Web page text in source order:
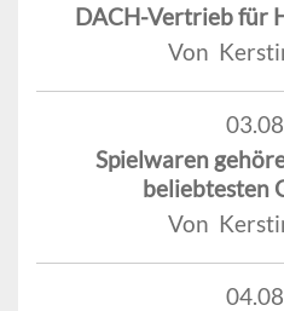
DACH-Vertrieb für
Von
Spielwaren
beliebtesten
Von